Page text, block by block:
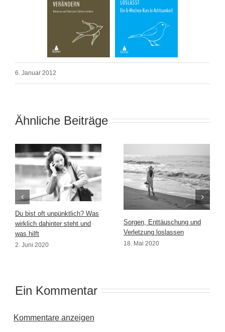
6. Januar 2012
Ähnliche Beiträge
Du bist oft unpünktlich? Was
wirklich dahinter steht und
was hilft
2. Juni 2020
Sorgen, Enttäuschung und
Verletzung loslassen
18. Mai 2020
Ein Kommentar
Kommentare anzeigen